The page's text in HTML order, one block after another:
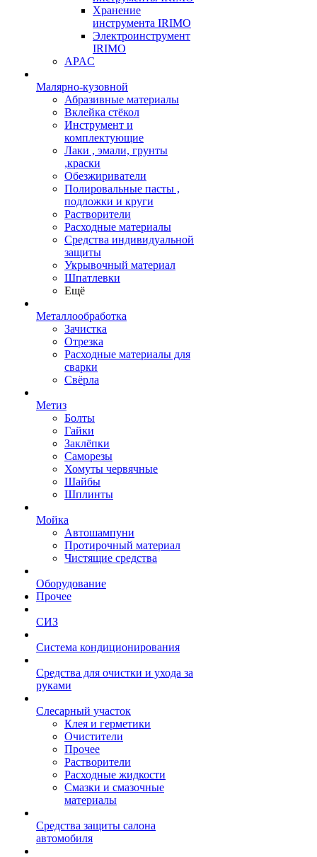
Хранение
инструмента IRIMO
Электроинструмент
IRIMO
APAC
Малярно-кузовной
Абразивные материалы
Вклейка стёкол
Инструмент и
комплектующие
Лаки , эмали, грунты
,краски
Обезжириватели
Полировальные пасты ,
подложки и круги
Растворители
Расходные материалы
Средства индивидуальной
защиты
Укрывочный материал
Шпатлевки
Ещё
Металлообработка
Зачистка
Отрезка
Расходные материалы для
сварки
Свёрла
Метиз
Болты
Гайки
Заклёпки
Саморезы
Хомуты червячные
Шайбы
Шплинты
Мойка
Автошампуни
Протирочный материал
Чистящие средства
Оборудование
Прочее
СИЗ
Система кондиционирования
Средства для очистки и ухода за
руками
Слесарный участок
Клея и герметики
Очистители
Прочее
Растворители
Расходные жидкости
Смазки и смазочные
материалы
Средства защиты салона
автомобиля